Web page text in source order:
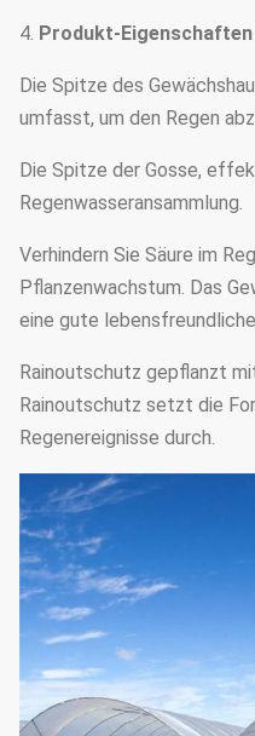
4. Produkt-Eigenschaften
Die Spitze des
umfasst, um den Regen
Die Spitze der Gosse,
Regenwasseransammlung.
Verhindern Sie Säure im
Pflanzenwachstum. Das
eine gute
Rainoutschutz gepflanzt
Rainoutschutz setzt die
Regenereignisse durch.